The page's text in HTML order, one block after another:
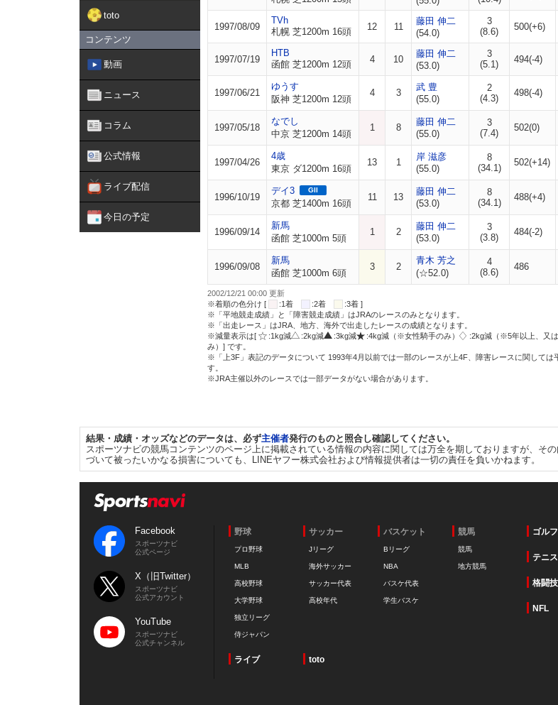
toto
コンテンツ
動画
ニュース
コラム
公式情報
ライブ配信
今日の予定
1997/08/09
TVh
札幌 芝1200m 16頭
12 11
藤田 伸二
(54.0)
3
(8.6)
500(+6)
1997/07/19
HTB
函館 芝1200m 12頭
4 10
藤田 伸二
(53.0)
3
(5.1)
494(-4)
1997/06/21
ゆうす
阪神 芝1200m 12頭
4 3
武 豊
(55.0)
2
(4.3)
498(-4)
1997/05/18
なでし
中京 芝1200m 14頭
1 8
藤田 伸二
(55.0)
3
(7.4)
502(0)
1997/04/26
4歳
東京 ダ1200m 16頭
13 1
岸 滋彦
(55.0)
8
(34.1)
502(+14)
1996/10/19
デイ3 GII
京都 芝1400m 16頭
11 13
藤田 伸二
(53.0)
8
(34.1)
488(+4)
1996/09/14
新馬
函館 芝1000m 5頭
1 2
藤田 伸二
(53.0)
3
(3.8)
484(-2)
1996/09/08
新馬
函館 芝1000m 6頭
3 2
青木 芳之
(☆52.0)
4
(8.6)
486
2002/12/21 00:00 更新
※着順の色分け [
:1着 :2着
:3着 ]
※「平地競走成績」と「障害競走成績」はJRAのレースのみとなります。
※「出走レース」はJRA、地方、海外で出走したレースの成績となります。
※減量表示は[
:1kg減 :2kg減 :3kg減 :4kg減（※女性騎手のみ）
:2kg減（※5年以上、又
み）] です。
※「上3F」表記のデータについて 1993年4月以前では一部のレースが上4F、障害レースに関しては
す。
※JRA主催以外のレースでは一部データがない場合があります。
結果・成績・オッズなどのデータは、必ず主催者発行のものと照合し確認してください。
スポーツナビの競馬コンテンツのページ上に掲載されている情報の内容に関しては万全を期しておりますが、そ
づいて被ったいかなる損害についても、LINEヤフー株式会社および情報提供者は一切の責任を負いかねます。
Facebook
スポーツナビ
公式ページ
X（旧Twitter）
スポーツナビ
公式アカウント
YouTube
スポーツナビ
公式チャンネル
野球
プロ野球
MLB
高校野球
大学野球
独立リーグ
侍ジャパン
サッカー
Jリーグ
海外サッカー
サッカー代表
高校年代
バスケット
Bリーグ
NBA
バスケ代表
学生バスケ
競馬
競馬
地方競馬
ゴルフ
テニス
格闘技
NFL
ライブ toto